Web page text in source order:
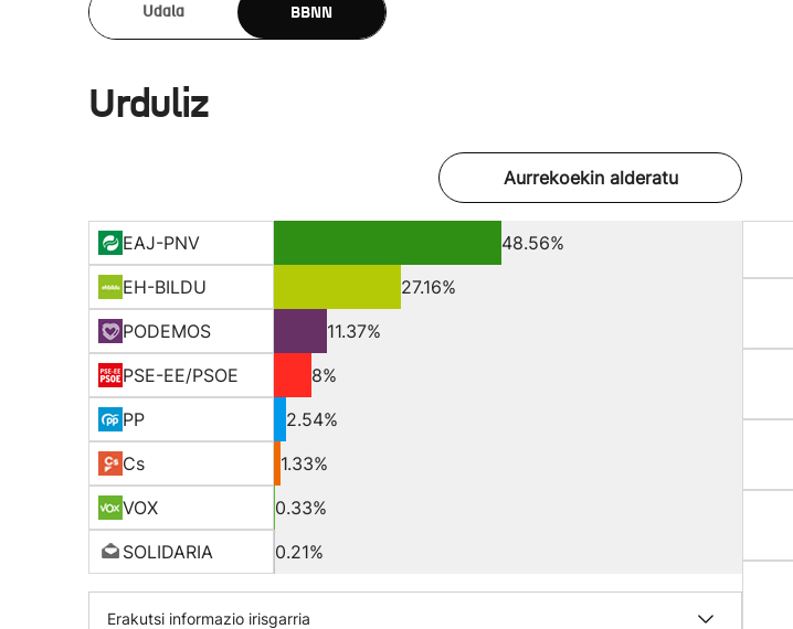
Udala BBNN
Urduliz
Aurrekoekin alderatu
EAJ-PNV
48.56%
EH-BILDU
27.16%
PODEMOS
11.37%
PSE-EE/PSOE
8%
PP
2.54%
Cs
1.33%
VOX
0.33%
SOLIDARIA
0.21%
Erakutsi informazio irisgarria